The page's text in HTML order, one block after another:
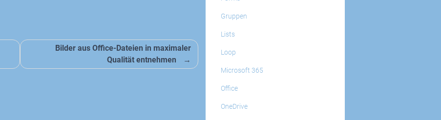
Bilder aus Office-Dateien in maximaler
Qualität entnehmen
Gruppen
Lists
Loop
Microsoft 365
Office
OneDrive